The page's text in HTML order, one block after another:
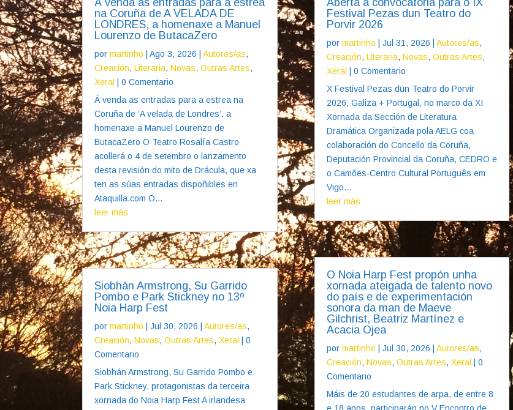
Á venda as entradas para a estrea
na Coruña de A VELADA DE
LONDRES, a homenaxe a Manuel
Lourenzo de ButacaZero
pormartinho |Ago 3, 2026 |Autores/as,
Creación,Literaria,Novas,Outras Artes,
Xeral
| 0 Comentario
Á venda as entradas para a estrea na
Coruña de ‘A velada de Londres’, a
homenaxe a Manuel Lourenzo de
ButacaZero O Teatro Rosalía Castro
acollerá o 4 de setembro o lanzamento
desta revisión do mito de Drácula, que xa
ten as súas entradas dispoñibles en
Ataquilla.com O...
leer más
Siobhán Armstrong, Su Garrido
Pombo e Park Stickney no 13º
Noia Harp Fest
pormartinho |Jul 30, 2026 |Autores/as,
Creación,Novas,Outras Artes,Xeral
| 0
Comentario
Siobhán Armstrong, Su Garrido Pombo e
Park Stickney, protagonistas da terceira
xornada do Noia Harp Fest A irlandesa
Aberta a convocatoria para o IX
Festival Pezas dun Teatro do
Porvir 2026
por martinho Jul 31, 2026 Autores/as,
Creación, Literaria, Novas, Outras Artes,
Xeral
| 0 Comentario
X Festival Pezas dun Teatro do Porvir
2026, Galiza + Portugal, no marco da XI
Xornada da Sección de Literatura
Dramática Organizada pola AELG coa
colaboración do Concello da Coruña,
Deputación Provincial da Coruña, CEDRO e
o Camões-Centro Cultural Português em
Vigo...
leer más
O Noia Harp Fest propón unha
xornada ateigada de talento novo
do país e de experimentación
sonora da man de Maeve
Gilchrist, Beatriz Martínez e
Acacia Ojea
por martinho Jul 30, 2026 Autores/as,
Creación, Novas, Outras Artes, Xeral
| 0
Comentario
Máis de 20 estudantes de arpa, de entre 8